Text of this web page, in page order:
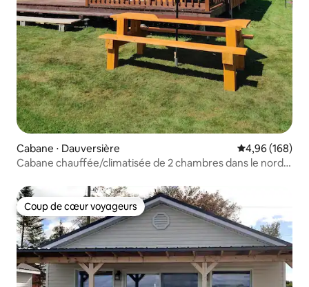
Cabane ⋅ Dauversière Évaluation
4,96 (168)
Cabane chauffée/climatisée de 2 chambres dans le nord
Coup de cœur voyageurs
Coup de cœur voyageurs